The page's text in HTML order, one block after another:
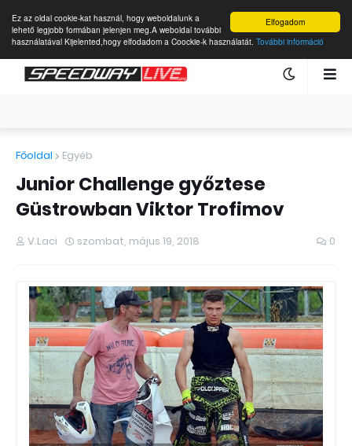
Elfogadom
Ez az oldal cookie-kat használ, hogy weboldalunk a
lehető legjobb formában jelenjen meg.A weboldal további
használatával Kijelented,hogy elfodadom a Coockie-k használatát. További információ
Főoldal Egyéb
Junior Challenge győztese
Güstrowban Viktor Trofimov
V.Laci szombat, május 19, 2018 0